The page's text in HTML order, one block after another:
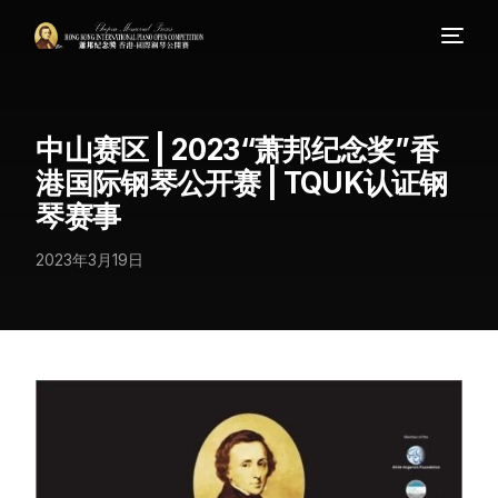
中山赛区 | 2023“萧邦纪念奖”香
港国际钢琴公开赛 | TQUK认证钢
琴赛事
2023年3月19日